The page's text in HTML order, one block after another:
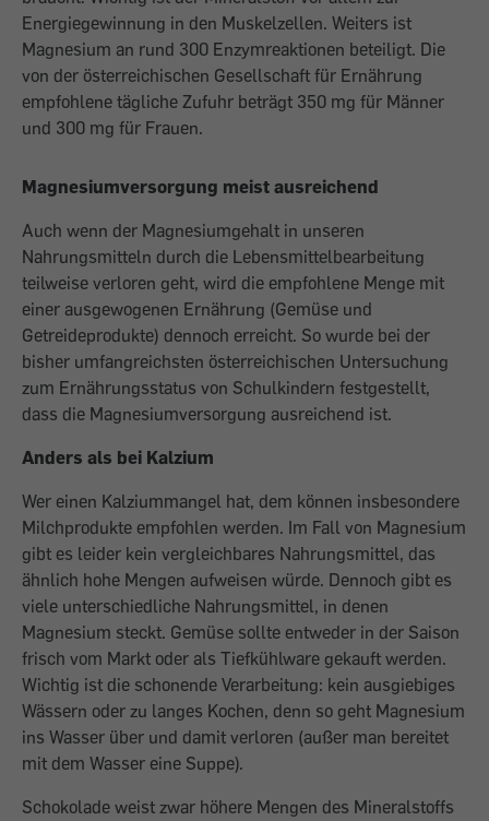
Energiegewinnung in den Muskelzellen. Weiters ist
Magnesium an rund 300 Enzymreaktionen beteiligt. Die
von der österreichischen Gesellschaft für Ernährung
empfohlene tägliche Zufuhr beträgt 350 mg für Männer
und 300 mg für Frauen.
Magnesiumversorgung meist ausreichend
Auch wenn der Magnesiumgehalt in unseren
Nahrungsmitteln durch die Lebensmittelbearbeitung
teilweise verloren geht, wird die empfohlene Menge mit
einer ausgewogenen Ernährung (Gemüse und
Getreideprodukte) dennoch erreicht. So wurde bei der
bisher umfangreichsten österreichischen Untersuchung
zum Ernährungsstatus von Schulkindern festgestellt,
dass die Magnesiumversorgung ausreichend ist.
Anders als bei Kalzium
Wer einen Kalziummangel hat, dem können insbesondere
Milchprodukte empfohlen werden. Im Fall von Magnesium
gibt es leider kein vergleichbares Nahrungsmittel, das
ähnlich hohe Mengen aufweisen würde. Dennoch gibt es
viele unterschiedliche Nahrungsmittel, in denen
Magnesium steckt. Gemüse sollte entweder in der Saison
frisch vom Markt oder als Tiefkühlware gekauft werden.
Wichtig ist die schonende Verarbeitung: kein ausgiebiges
Wässern oder zu langes Kochen, denn so geht Magnesium
ins Wasser über und damit verloren (außer man bereitet
mit dem Wasser eine Suppe).
Schokolade weist zwar höhere Mengen des Mineralstoffs